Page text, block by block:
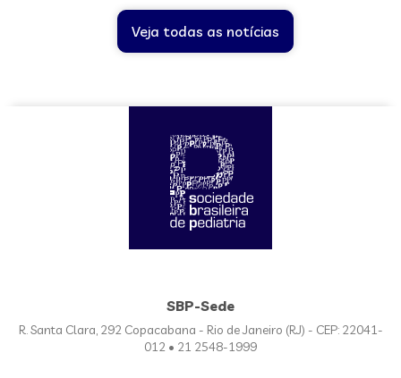
Veja todas as notícias
SBP-Sede
R. Santa Clara, 292 Copacabana - Rio de Janeiro (RJ) - CEP: 22041-
012 • 21 2548-1999